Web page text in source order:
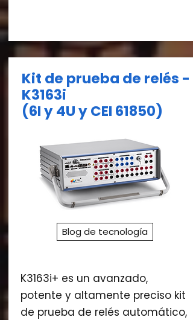
Kit de prueba de relés -
K3163i
(6I y 4U y CEI 61850)
Blog de tecnología
K3163i+ es un avanzado,
potente y altamente preciso kit
de prueba de relés automático,